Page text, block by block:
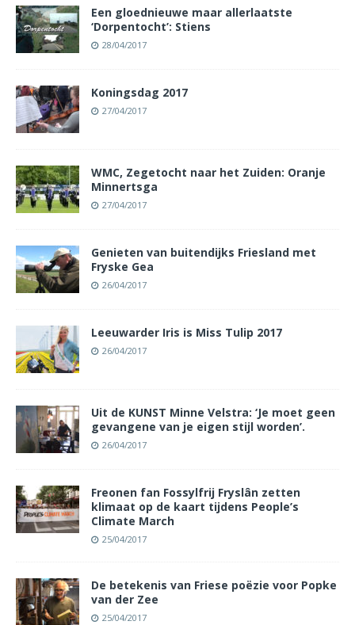
Een gloednieuwe maar allerlaatste
‘Dorpentocht’: Stiens
28/04/2017
Koningsdag 2017
27/04/2017
WMC, Zegetocht naar het Zuiden: Oranje
Minnertsga
27/04/2017
Genieten van buitendijks Friesland met
Fryske Gea
26/04/2017
Leeuwarder Iris is Miss Tulip 2017
26/04/2017
Uit de KUNST Minne Velstra: ‘Je moet geen
gevangene van je eigen stijl worden’.
26/04/2017
Freonen fan Fossylfrij Fryslân zetten
klimaat op de kaart tijdens People’s
Climate March
25/04/2017
De betekenis van Friese poëzie voor Popke
van der Zee
25/04/2017